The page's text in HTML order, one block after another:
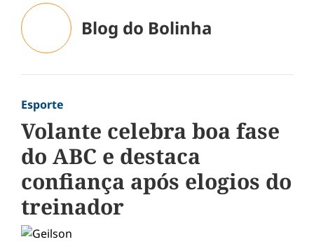
Blog do Bolinha
Esporte
Volante celebra boa fase
do ABC e destaca
confiança após elogios do
treinador